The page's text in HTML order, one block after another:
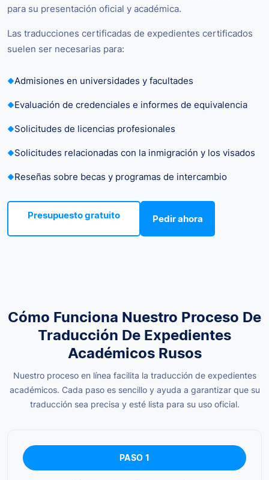
para su presentación oficial y académica.
Las traducciones certificadas de expedientes certificados
suelen ser necesarias para:
Admisiones en universidades y facultades
Evaluación de credenciales e informes de equivalencia
Solicitudes de licencias profesionales
Solicitudes relacionadas con la inmigración y los visados
Reseñas sobre becas y programas de intercambio
Presupuesto gratuito Pedir ahora
Cómo Funciona Nuestro Proceso De
Traducción De Expedientes
Académicos Rusos
Nuestro proceso en línea facilita la traducción de expedientes
académicos. Cada paso es sencillo y ayuda a garantizar que su
traducción sea precisa y esté lista para su uso oficial.
PASO 1